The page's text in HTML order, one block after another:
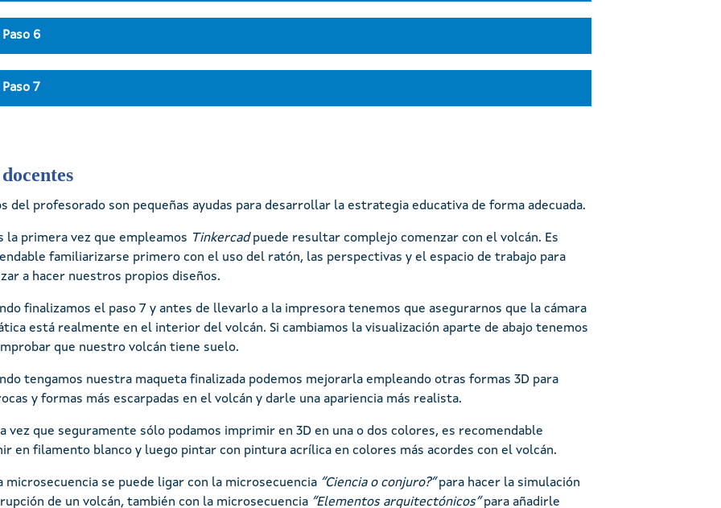
Paso 6
Paso 7
del profesorado son pequeñas ayudas para desarrollar la estrategia educativa de forma adecuada.
la primera vez que empleamos Tinkercadpuede resultar complejo comenzar con el volcán. Es
familiarizarse primero con el uso del ratón, las perspectivas y el espacio de trabajo para
a hacer nuestros propios diseños.
finalizamos el paso 7 y antes de llevarlo a la impresora tenemos que asegurarnos que la cámara
está realmente en el interior del volcán. Si cambiamos la visualización aparte de abajo tenemos
que nuestro volcán tiene suelo.
tengamos nuestra maqueta finalizada podemos mejorarla empleando otras formas 3D para
y formas más escarpadas en el volcán y darle una apariencia más realista.
vez que seguramente sólo podamos imprimir en 3D en una o dos colores, es recomendable
en filamento blanco y luego pintar con pintura acrílica en colores más acordes con el volcán.
microsecuencia se puede ligar con la microsecuencia “Ciencia o conjuro?”para hacer la simulación
de un volcán, también con la microsecuencia “Elementos arquitectónicos”para añadirle